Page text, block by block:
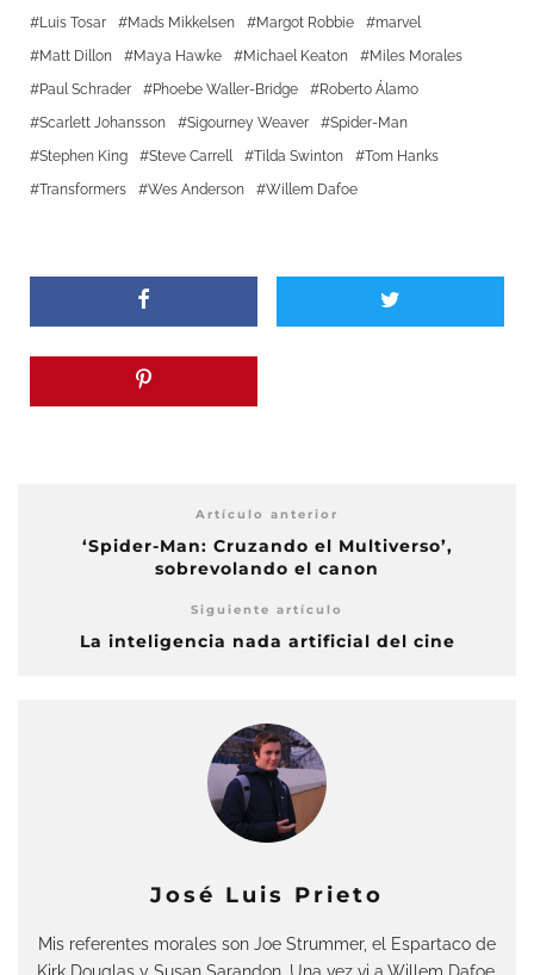
Luis Tosar
Mads Mikkelsen Margot Robbie
marvel
Matt Dillon
Maya Hawke Michael Keaton
Miles Morales
Paul Schrader
Phoebe Waller-Bridge
Roberto Álamo
Scarlett Johansson
Sigourney Weaver
Spider-Man
Stephen King
Steve Carrell Tilda Swinton
Tom Hanks
Transformers
Wes Anderson Willem Dafoe
Artículo anterior
‘Spider-Man: Cruzando el Multiverso’,
sobrevolando el canon
Siguiente artículo
La inteligencia nada artificial del cine
José Luis Prieto
Mis referentes morales son Joe Strummer, el Espartaco de